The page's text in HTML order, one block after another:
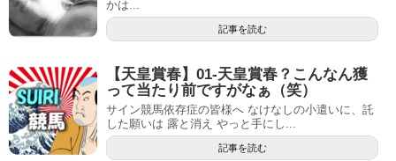
かは...
記事を読む
【天皇賞春】01-天皇賞春？こんなん獲
って当たり前ですがなぁ（笑）
サイン競馬依存症の皆様へ なけなしの小遣いに、託
した願いは 露と消え やっと手にし...
記事を読む